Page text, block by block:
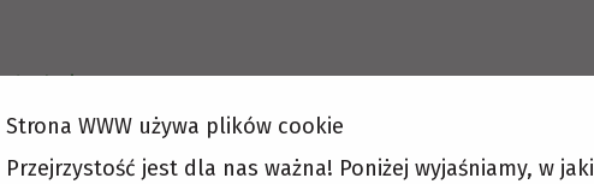
Strona WWW używa plików cookie
Przejrzystość jest dla nas ważna! Poniżej wyjaśniamy, w